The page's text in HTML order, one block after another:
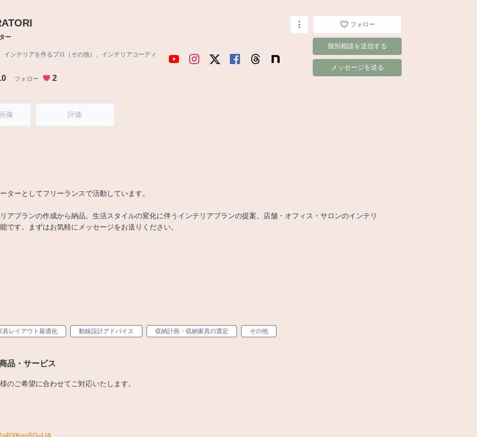
ー
インテリアを作るプロ（その他）、インテリアコーディ
フォロー 2
フォロー
個別相談を送信する
メッセージを送る
像 評価
ターとしてフリーランスで活動しています。
アプランの作成から納品。生活スタイルの変化に伴うインテリアプランの提案。店舗・オフィス・サロンのインテリ
です。まずはお気軽にメッセージをお送りください。
具レイアウト最適化 動線設計アドバイス 収納計画・収納家具の選定 その他
品・サービス
のご希望に合わせてご対応いたします。